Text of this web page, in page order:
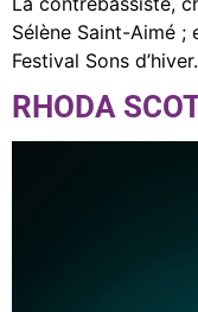
Sélène Saint-Aimé ;
Festival Sons d’hiver.
RHODA